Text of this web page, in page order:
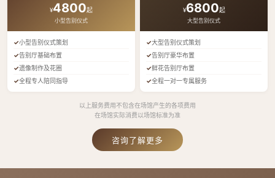
¥4800起
小型告别仪式
小型告别仪式策划
告别厅基础布置
遗像制作及花圈
全程专人陪同指导
¥6800起
大型告别仪式
大型告别仪式策划
告别厅豪华布置
鲜花告别厅布置
全程一对一专属服务
以上服务费用不包含在场馆产生的各项费用
在场馆实际消费以场馆标准为准
咨询了解更多